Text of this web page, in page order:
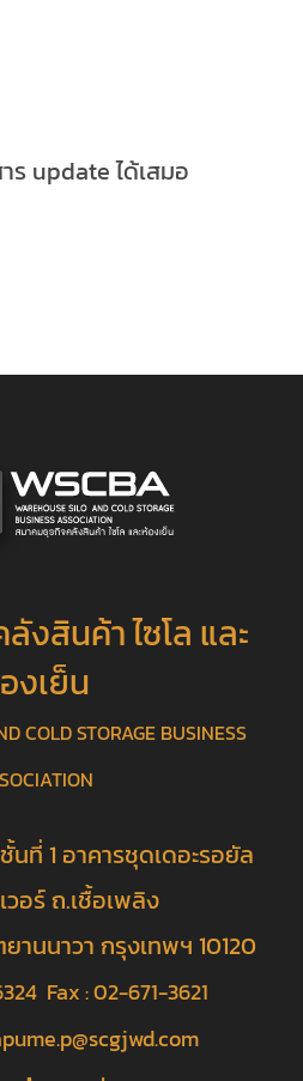
ร update ได้เสมอ
งสินค้า ไซโล และ
งเย็น
COLD STORAGE BUSINESS
ที่ 1 อาคารชุดเดอะรอยัล
วอร์ ถ.เชื้อเพลิง
านนาวา กรุงเทพฯ 10120
Fax : 02-671-3621